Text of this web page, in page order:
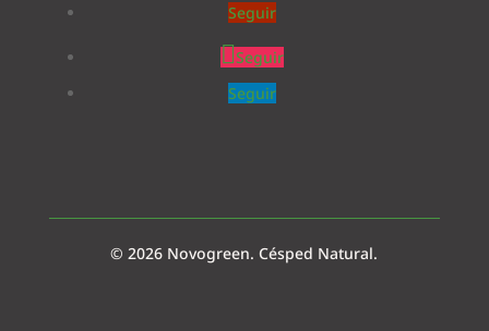
Seguir
Seguir
Seguir
© 2026 Novogreen. Césped Natural.